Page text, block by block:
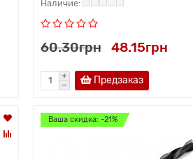
60.30грн 48.15грн
Предзаказ
Ваша скидка: -21%